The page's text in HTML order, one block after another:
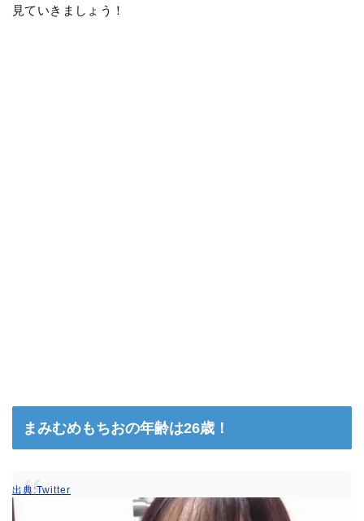
見ていきましょう！
まみむめもちおの年齢は26歳！
出典:Twitter